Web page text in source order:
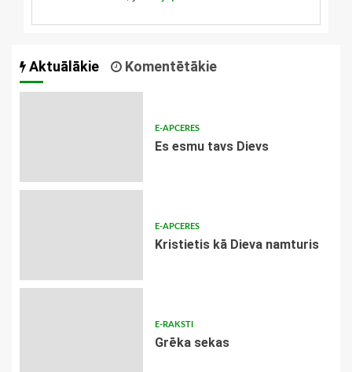
Aktuālākie Komentētākie
E-APCERES
Es esmu tavs Dievs
E-APCERES
Kristietis kā Dieva namturis
E-RAKSTI
Grēka sekas